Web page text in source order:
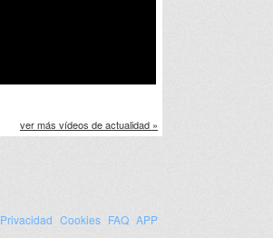
ver más vídeos de actualidad »
Privacidad Cookies FAQ APP